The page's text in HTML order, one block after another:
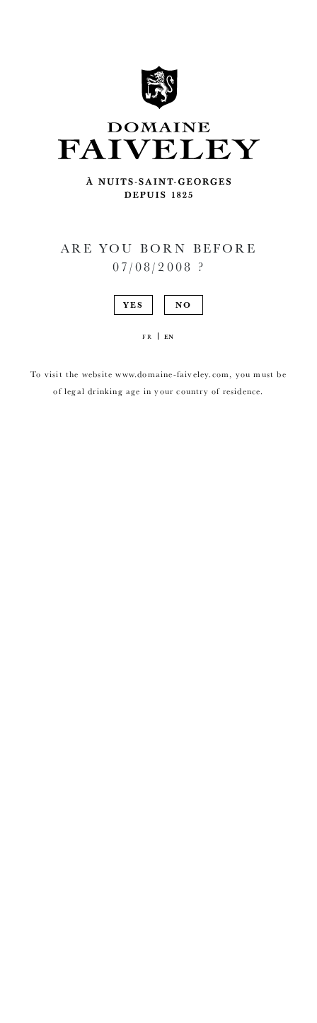
ARE YOU BORN BEFORE
07/08/2008 ?
YES NO
FR EN
To visit the website www.domaine-faiveley.com, you must be
of legal drinking age in your country of residence.